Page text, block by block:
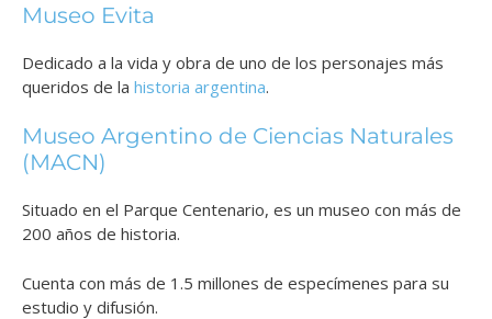
Museo Evita
Dedicado a la vida y obra de uno de los personajes más
queridos de la historia argentina.
Museo Argentino de Ciencias Naturales
(MACN)
Situado en el Parque Centenario, es un museo con más de
200 años de historia.
Cuenta con más de 1.5 millones de especímenes para su
estudio y difusión.